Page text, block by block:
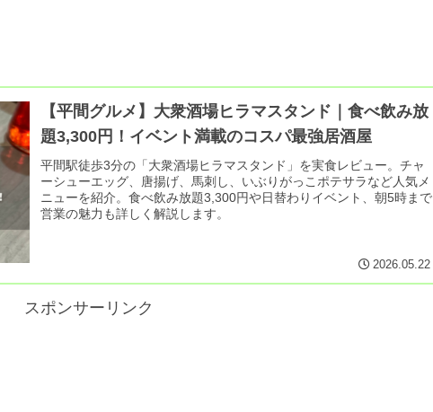
【平間グルメ】大衆酒場ヒラマスタンド｜食べ飲み放
題3,300円！イベント満載のコスパ最強居酒屋
平間駅徒歩3分の「大衆酒場ヒラマスタンド」を実食レビュー。チャ
ーシューエッグ、唐揚げ、馬刺し、いぶりがっこポテサラなど人気メ
ニューを紹介。食べ飲み放題3,300円や日替わりイベント、朝5時まで
営業の魅力も詳しく解説します。
2026.05.22
スポンサーリンク